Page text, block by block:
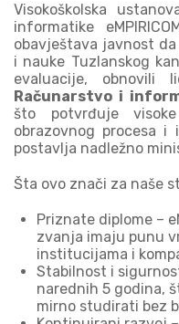
Visokoškolska
informatike
obavještava javnost
i nauke Tuzlanskog
evaluacije, obnovili
Računarstvo i
što potvrđuje
obrazovnog procesa i
postavlja nadležno
Šta ovo znači za naše
Priznate diplome –
zvanja imaju punu
institucijama i
Stabilnost i
narednih 5 godina,
mirno studirati bez